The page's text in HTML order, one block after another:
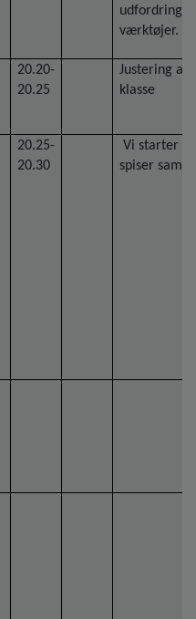
værktøjer.
20.20-
20.25
Justering af
klasse
20.25-
20.30
Vi starter
spiser